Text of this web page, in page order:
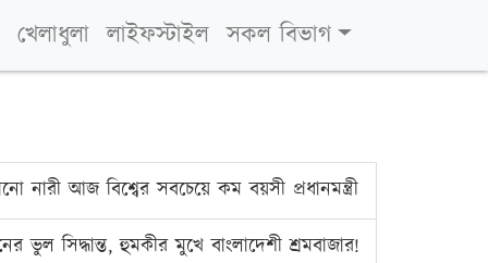
খেলাধুলা লাইফস্টাইল সকল বিভাগ
নারী আজ বিশ্বের সবচেয়ে কম বয়সী প্রধানমন্ত্রী
ভুল সিদ্ধান্ত, হুমকীর মুখে বাংলাদেশী শ্রমবাজার!